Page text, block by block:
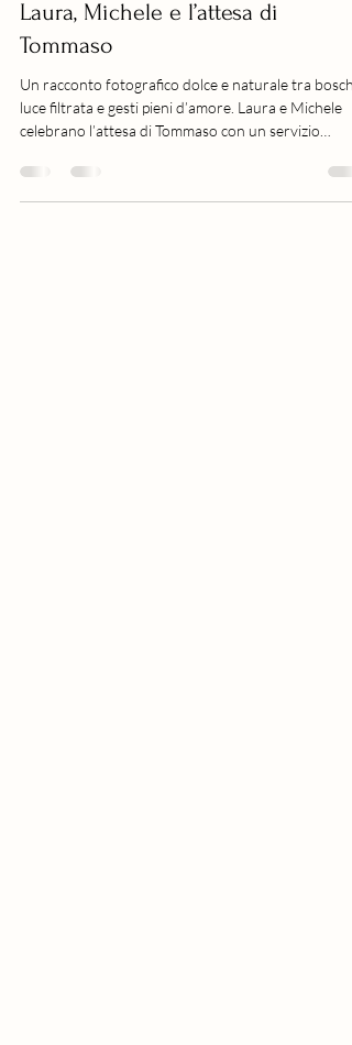
Servizio Fotografico Maternity –
Laura, Michele e l’attesa di
Tommaso
Un racconto fotografico dolce e naturale tra boschi,
celebrano l’attesa di Tommaso con un servizio
Maternity elegante e poetico.